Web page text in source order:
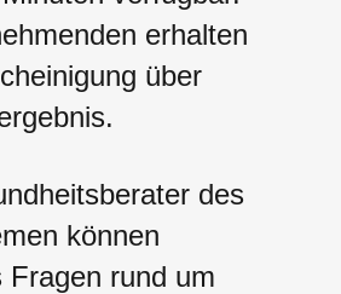
erhalten
über
des
können
Fragen rund um